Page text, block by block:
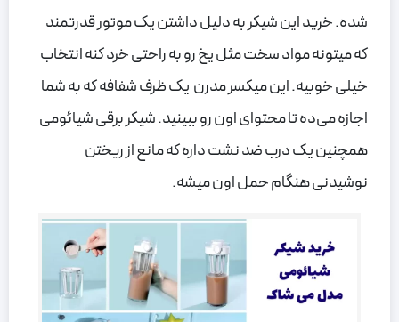
شده. خرید این شیکر به دلیل داشتن یک موتور قدرتمند
که میتونه مواد سخت مثل یخ رو به راحتی خرد کنه انتخاب
خیلی خوبیه. این میکسر مدرن یک ظرف شفافه که به شما
اجازه می‌ده تا محتوای اون رو ببینید. شیکر برقی شیائومی
همچنین یک درب ضد نشت داره که مانع از ریختن
نوشیدنی هنگام حمل اون میشه.